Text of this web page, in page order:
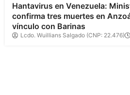
Hantavirus en Venezuela:
confirma tres muertes en
vínculo con Barinas
Lcdo. Wuillians Salgado (CNP: 22.476)